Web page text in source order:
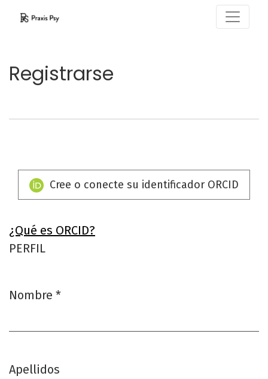
Registrarse
Cree o conecte su identificador ORCID
¿Qué es ORCID?
PERFIL
Nombre *
Apellidos